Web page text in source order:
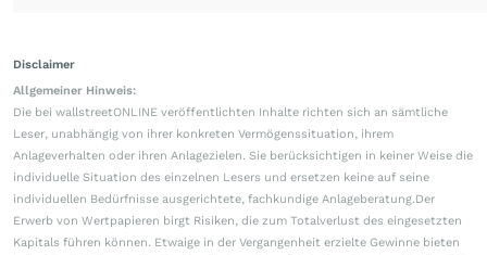
Disclaimer
Allgemeiner Hinweis:
Die bei wallstreetONLINE veröffentlichten Inhalte richten sich an sämtliche
Leser, unabhängig von ihrer konkreten Vermögenssituation, ihrem
Anlageverhalten oder ihren Anlagezielen. Sie berücksichtigen in keiner Weise die
individuelle Situation des einzelnen Lesers und ersetzen keine auf seine
individuellen Bedürfnisse ausgerichtete, fachkundige Anlageberatung.Der
Erwerb von Wertpapieren birgt Risiken, die zum Totalverlust des eingesetzten
Kapitals führen können. Etwaige in der Vergangenheit erzielte Gewinne bieten